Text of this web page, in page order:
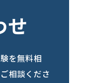
せ
を無料相
相談くださ